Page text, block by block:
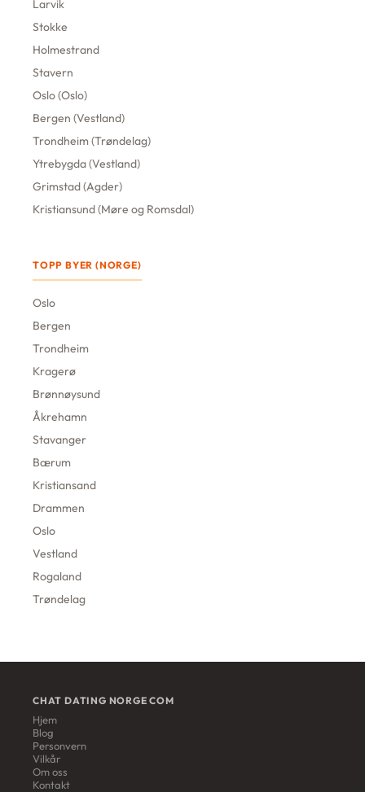
Larvik
Stokke
Holmestrand
Stavern
Oslo (Oslo)
Bergen (Vestland)
Trondheim (Trøndelag)
Ytrebygda (Vestland)
Grimstad (Agder)
Kristiansund (Møre og Romsdal)
TOPP BYER (NORGE)
Oslo
Bergen
Trondheim
Kragerø
Brønnøysund
Åkrehamn
Stavanger
Bærum
Kristiansand
Drammen
Oslo
Vestland
Rogaland
Trøndelag
CHAT DATING NORGE COM
Hjem
Blog
Personvern
Vilkår
Om oss
Kontakt